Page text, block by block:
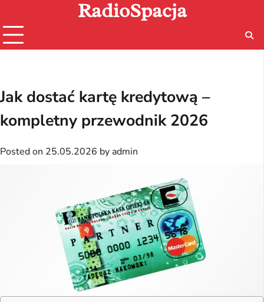
content
RadioSpacja
Jak dostać kartę kredytową –
kompletny przewodnik 2026
Posted on 25.05.2026 by admin